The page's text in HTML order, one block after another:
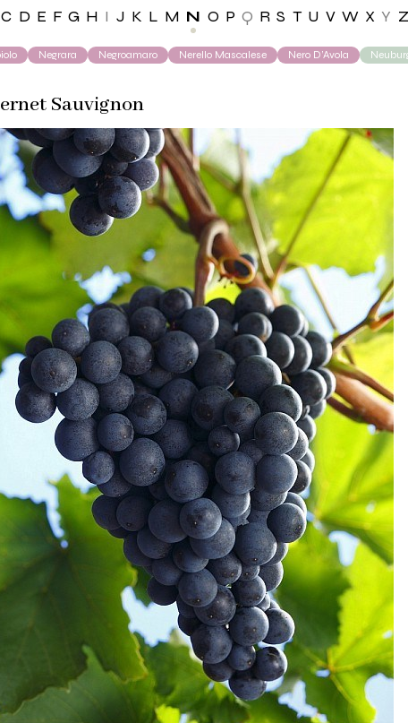
C D E F G H I J K L M N O P Q R S T U V W X Y Z
Negrara Negroamaro Nerello Mascalese Nero D’Avola
Sauvignon